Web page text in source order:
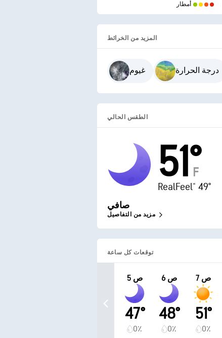
أمطار
المزيد من الخرائط
غيوم درجة الحرارة
الطقس الحالي
51°
F
RealFeel® 49°
صافي
مزيد من التفاصيل
توقعات كل ساعة
5 ص
47°
0٪
6 ص
48°
0٪
7 ص
51°
0٪